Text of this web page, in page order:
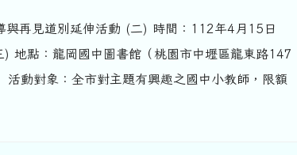
與再見道別延伸活動 (二) 時間：112年4月15日
地點：龍岡國中圖書館（桃園市中壢區龍東路147
動對象：全市對主題有興趣之國中小教師，限額